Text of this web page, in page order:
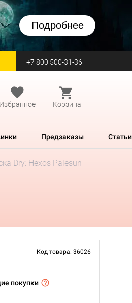
Подробнее
+7 800 500-31-36
Избранное Корзина
Предзаказы Статьи
Dry: Hexos Palesun
Код товара: 36026
покупки